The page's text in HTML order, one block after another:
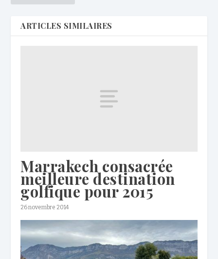
ARTICLES SIMILAIRES
Marrakech consacrée
meilleure destination
golfique pour 2015
26 novembre 2014